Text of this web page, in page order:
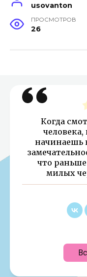
usovanton
ПРОСМОТРОВ
26
Когда
начинаешь
что
милых